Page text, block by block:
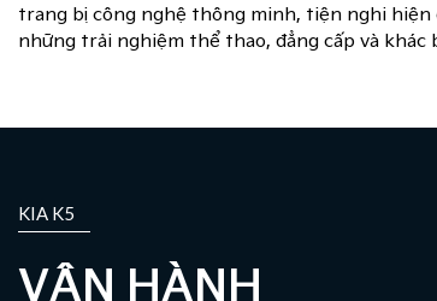
trang bị công nghệ thông minh, tiện nghi hiện
những trải nghiệm thể thao, đẳng cấp và khác
KIA K5
VẬN HÀNH